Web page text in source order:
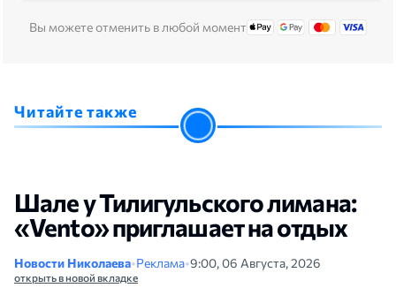
Вы можете отменить в любой момент
Читайте также
Шале у Тилигульского лимана:
«Vento» приглашает на отдых
Новости Николаева•Реклама•9:00, 06 Августа, 2026
открыть в новой вкладке